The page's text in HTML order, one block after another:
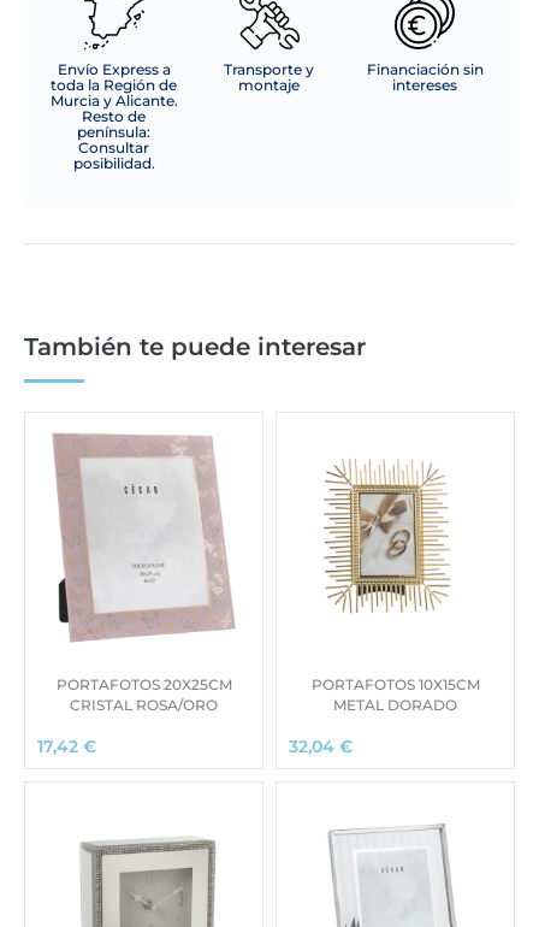
Envío Express a
toda la Región de
Murcia y Alicante.
Resto de
península:
Consultar
posibilidad.
Transporte y
montaje
Financiación sin
intereses
También te puede interesar
PORTAFOTOS 20X25CM
CRISTAL ROSA/ORO
17,42 €
PORTAFOTOS 10X15CM
METAL DORADO
32,04 €